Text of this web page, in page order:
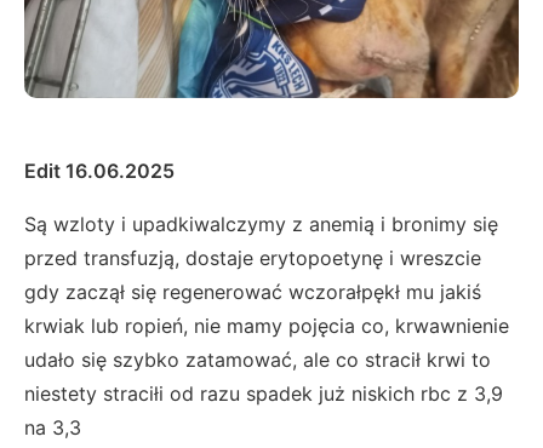
Edit 16.06.2025
Są wzloty i upadkiwalczymy z anemią i bronimy się
przed transfuzją, dostaje erytopoetynę i wreszcie
gdy zaczął się regenerować wczorałpękł mu jakiś
krwiak lub ropień, nie mamy pojęcia co, krwawnienie
udało się szybko zatamować, ale co stracił krwi to
niestety straciłi od razu spadek już niskich rbc z 3,9
na 3,3